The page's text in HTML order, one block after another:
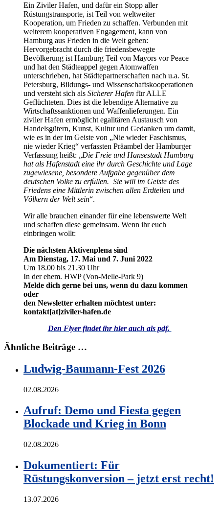
Ein Ziviler Hafen, und dafür ein Stopp aller
Rüstungstransporte, ist Teil von weltweiter
Kooperation, um Frieden zu schaffen. Verbunden mit
weiterem kooperativen Engagement, kann von
Hamburg aus Frieden in die Welt gehen:
Hervorgebracht durch die friedensbewegte
Bevölkerung ist Hamburg Teil von Mayors vor Peace
und hat den Städteappel gegen Atomwaffen
unterschrieben, hat Städtepartnerschaften nach u.a. St.
Petersburg, Bildungs- und Wissenschaftskooperationen
und versteht sich als Sicherer Hafen für ALLE
Geflüchteten. Dies ist die lebendige Alternative zu
Wirtschaftssanktionen und Waffenlieferungen. Ein
ziviler Hafen ermöglicht egalitären Austausch von
Handelsgütern, Kunst, Kultur und Gedanken um damit,
wie es in der im Geiste von „Nie wieder Faschismus,
nie wieder Krieg“ verfassten Präambel der Hamburger
Verfassung heißt: „Die Freie und Hansestadt Hamburg
hat als Hafenstadt eine ihr durch Geschichte und Lage
zugewiesene, besondere Aufgabe gegenüber dem
deutschen Volke zu erfüllen. Sie will im Geiste des
Friedens eine Mittlerin zwischen allen Erdteilen und
Völkern der Welt sein“.
Wir alle brauchen einander für eine lebenswerte Welt
und schaffen diese gemeinsam. Wenn ihr euch
einbringen wollt:
Die nächsten Aktivenplena sind
Am Dienstag, 17. Mai und 7. Juni 2022
Um 18.00 bis 21.30 Uhr
In der ehem. HWP (Von-Melle-Park 9)
Melde dich gerne bei uns, wenn du dazu kommen
oder
den Newsletter erhalten möchtest unter:
kontakt[at]ziviler-hafen.de
Den Flyer findet ihr hier auch als pdf.
Ähnliche Beiträge …
Ludwig-Baumann-Fest 2026
02.08.2026
Aufruf: Demo und Fiesta gegen
Blockade und Krieg in Bonn
02.08.2026
Dokumentiert: Für
Rüstungskonversion – jetzt erst recht!
13.07.2026